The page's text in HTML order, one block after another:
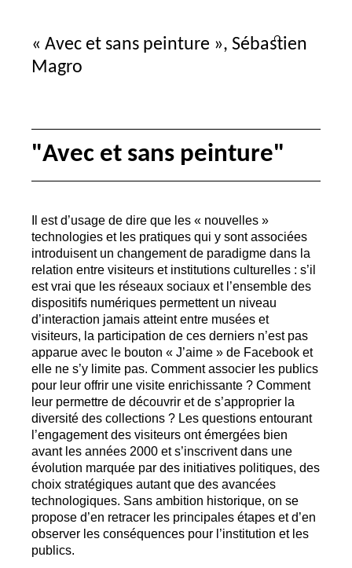
« Avec et sans peinture », Sébastien
Magro
"Avec et sans peinture"
Il est d’usage de dire que les « nouvelles »
technologies et les pratiques qui y sont associées
introduisent un changement de paradigme dans la
relation entre visiteurs et institutions culturelles : s’il
est vrai que les réseaux sociaux et l’ensemble des
dispositifs numériques permettent un niveau
d’interaction jamais atteint entre musées et
visiteurs, la participation de ces derniers n’est pas
apparue avec le bouton « J’aime » de Facebook et
elle ne s’y limite pas. Comment associer les publics
pour leur offrir une visite enrichissante ? Comment
leur permettre de découvrir et de s’approprier la
diversité des collections ? Les questions entourant
l’engagement des visiteurs ont émergées bien
avant les années 2000 et s’inscrivent dans une
évolution marquée par des initiatives politiques, des
choix stratégiques autant que des avancées
technologiques. Sans ambition historique, on se
propose d’en retracer les principales étapes et d’en
observer les conséquences pour l’institution et les
publics.